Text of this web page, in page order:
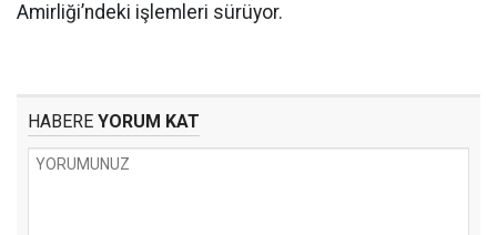
Amirliği’ndeki işlemleri sürüyor.
HABERE YORUM KAT